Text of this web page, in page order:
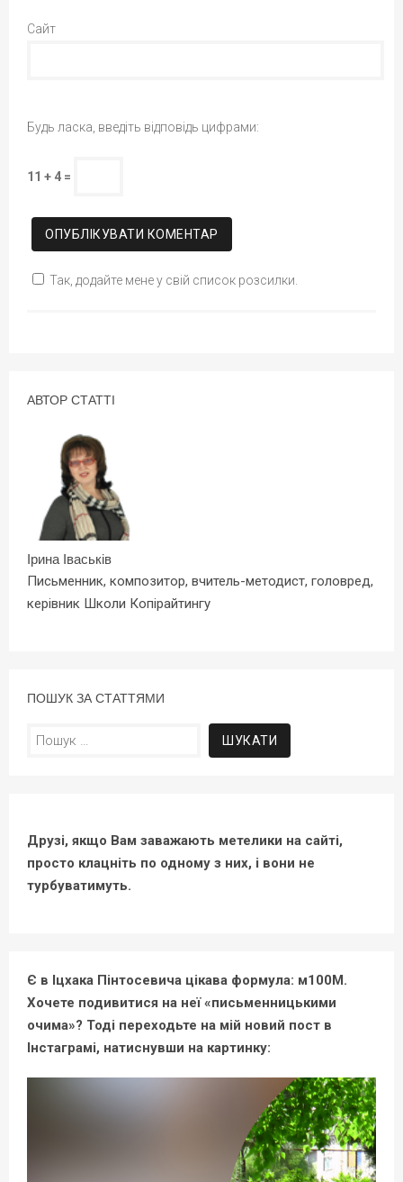
Сайт
Будь ласка, введіть відповідь цифрами:
11 + 4 =
Так, додайте мене у свій список розсилки.
АВТОР СТАТТІ
Ірина Іваськів
Письменник, композитор, вчитель-методист, головред,
керівник Школи Копірайтингу
ПОШУК ЗА СТАТТЯМИ
Пошук:
Друзі, якщо Вам заважають метелики на сайті,
просто клацніть по одному з них, і вони не
турбуватимуть.
Є в Іцхака Пінтосевича цікава формула: м100М.
Хочете подивитися на неї «письменницькими
очима»? Тоді переходьте на мій новий пост в
Інстаграмі, натиснувши на картинку: